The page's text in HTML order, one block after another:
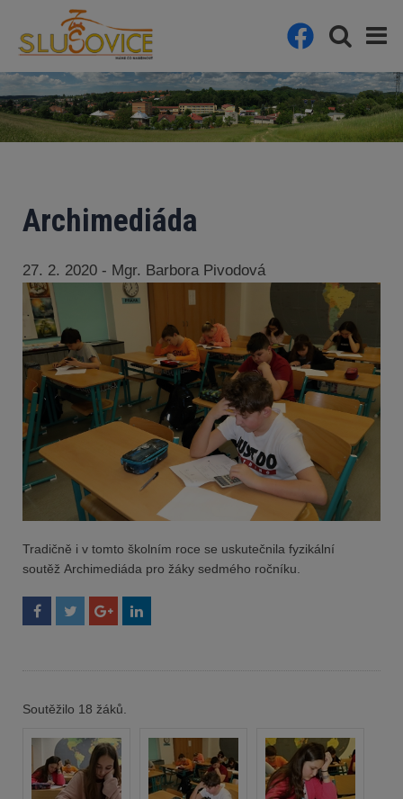
Archimediáda
27. 2. 2020 - Mgr. Barbora Pivodová
Tradičně i v tomto školním roce se uskutečnila fyzikální
soutěž Archimediáda pro žáky sedmého ročníku.
Soutěžilo 18 žáků.